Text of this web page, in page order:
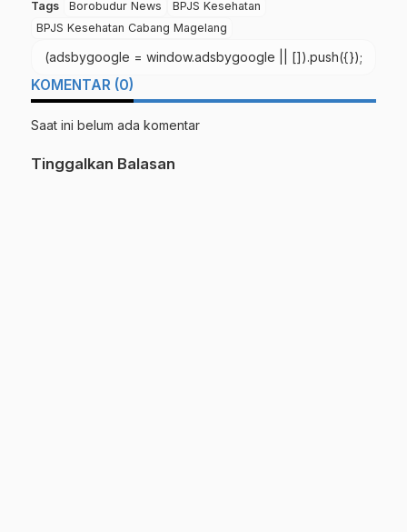
Tags Borobudur News
BPJS Kesehatan
BPJS Kesehatan Cabang Magelang
(adsbygoogle = window.adsbygoogle || []).push({});
KOMENTAR (0)
Saat ini belum ada komentar
Tinggalkan Balasan